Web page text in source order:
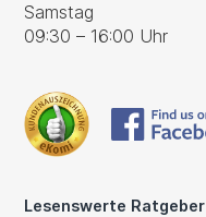
Samstag
09:30 – 16:00 Uhr
Lesenswerte Ratgeber